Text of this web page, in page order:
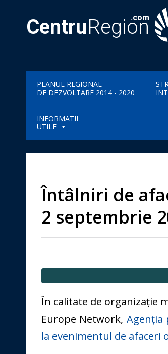
CentruRegion
.com
PLANUL REGIONAL
DE DEZVOLTARE 2014 - 2020
INFORMATII
UTILE
Întâlniri de
2 septembrie
În calitate de organizație
Europe Network, Agenția
la evenimentul de afaceri